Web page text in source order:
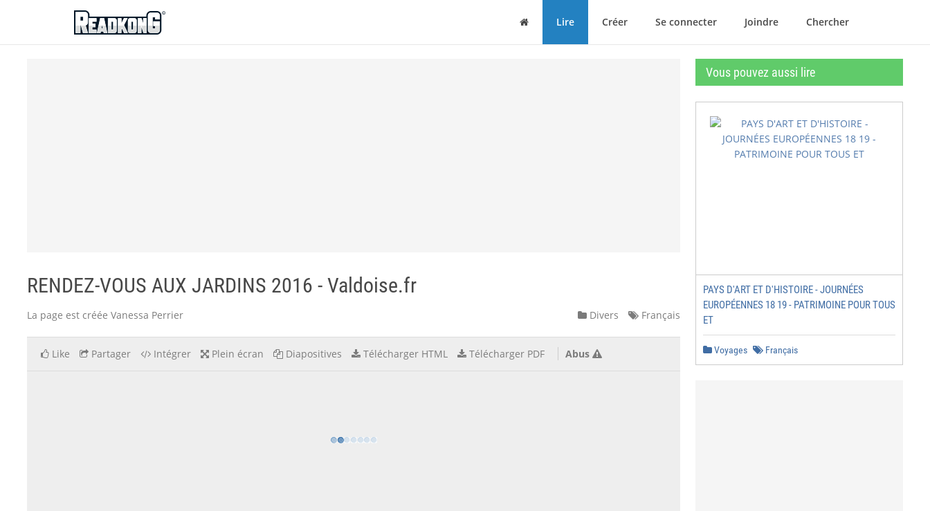
ReadkonG
MaisonLire Créer Se connecter Joindre Chercher
RENDEZ-VOUS AUX JARDINS 2016 - Valdoise.fr
La page est créée Vanessa Perrier Divers Français
Like Partager Intégrer Plein écran Diapositives Télécharger HTML Télécharger PDF Abus
Vous pouvez aussi lire
PAYS D'ART ET D'HISTOIRE - JOURNÉES
EUROPÉENNES 18 19 - PATRIMOINE POUR TOUS
ET
Voyages Français